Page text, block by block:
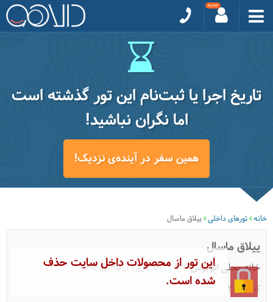
تاریخ اجرا یا ثبت‌نام این تور گذشته است
اما نگران نباشید!
همین سفر در آینده‌ی نزدیک!
خانه تورهای داخلی ییلاق ماسال
ییلاق ماسال
خانه محلی-اتوبوس VIP
|2.5 روزه از 25 تیر 1404
کد: 31068
این تور از محصولات داخل سایت حذف
شده است.